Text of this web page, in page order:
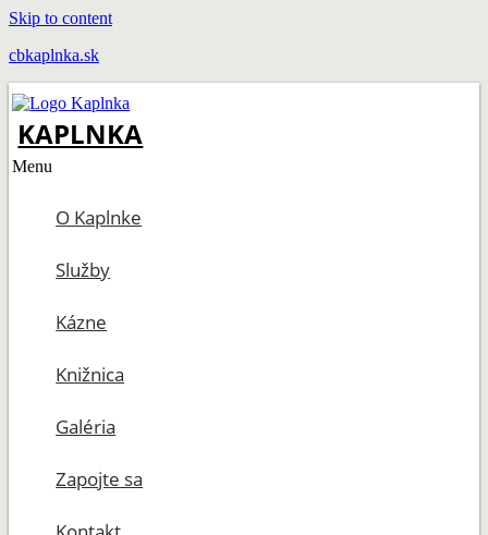
Skip to content
cbkaplnka.sk
KAPLNKA
Menu
O Kaplnke
Služby
Kázne
Knižnica
Galéria
Zapojte sa